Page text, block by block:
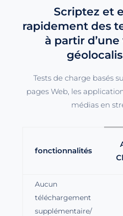
Scriptez et
rapidement des
à partir
Tests de charge basés
pages Web, les
médias en
fonctionnalités
Aucun
téléchargement
supplémentaire/